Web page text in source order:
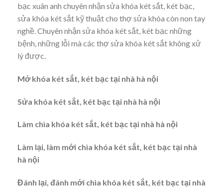
bạc xuân anh chuyên nhận sửa khóa két sắt, két bạc,
sửa khóa két sắt kỹ thuật cho thợ sửa khóa còn non tay
nghề. Chuyên nhận sửa khóa két sắt, két bạc những
bệnh, những lỗi mà các thợ sửa khóa két sắt không xử
lý được.
Mở khóa két sắt, két bạc tại nhà hà nội
Sửa khóa két sắt, két bạc tại nhà hà nội
Làm chìa khóa két sắt, két bạc tại nhà hà nội
Làm lại, làm mới chìa khóa két sắt, két bạc tại nhà
hà nội
Đánh lại, đánh mới chìa khóa két sắt, két bạc tại nhà